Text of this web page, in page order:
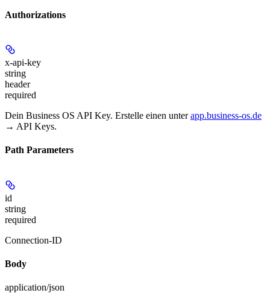
Authorizations
x-api-key
string
header
required
Dein Business OS API Key. Erstelle einen unterapp.business-os.de
→ API Keys.
Path Parameters
id
string
required
Connection-ID
Body
application/json